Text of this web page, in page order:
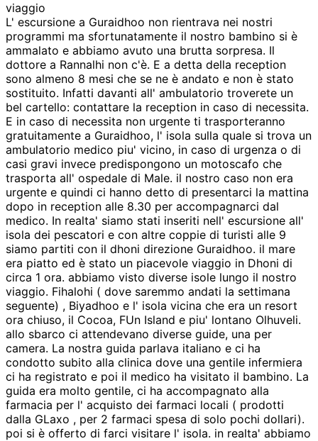
viaggio
L' escursione a Guraidhoo non rientrava nei nostri
programmi ma sfortunatamente il nostro bambino si è
ammalato e abbiamo avuto una brutta sorpresa. Il
dottore a Rannalhi non c'è. E a detta della reception
sono almeno 8 mesi che se ne è andato e non è stato
sostituito. Infatti davanti all' ambulatorio troverete un
bel cartello: contattare la reception in caso di necessita.
E in caso di necessita non urgente ti trasporteranno
gratuitamente a Guraidhoo, l' isola sulla quale si trova un
ambulatorio medico piu' vicino, in caso di urgenza o di
casi gravi invece predispongono un motoscafo che
trasporta all' ospedale di Male. il nostro caso non era
urgente e quindi ci hanno detto di presentarci la mattina
dopo in reception alle 8.30 per accompagnarci dal
medico. In realta' siamo stati inseriti nell' escursione all'
isola dei pescatori e con altre coppie di turisti alle 9
siamo partiti con il dhoni direzione Guraidhoo. il mare
era piatto ed è stato un piacevole viaggio in Dhoni di
circa 1 ora. abbiamo visto diverse isole lungo il nostro
viaggio. Fihalohi ( dove saremmo andati la settimana
seguente) , Biyadhoo e l' isola vicina che era un resort
ora chiuso, il Cocoa, FUn Island e piu' lontano Olhuveli.
allo sbarco ci attendevano diverse guide, una per
camera. La nostra guida parlava italiano e ci ha
condotto subito alla clinica dove una gentile infermiera
ci ha registrato e poi il medico ha visitato il bambino. La
guida era molto gentile, ci ha accompagnato alla
farmacia per l' acquisto dei farmaci locali ( prodotti
dalla GLaxo , per 2 farmaci spesa di solo pochi dollari).
poi si è offerto di farci visitare l' isola. in realta' abbiamo